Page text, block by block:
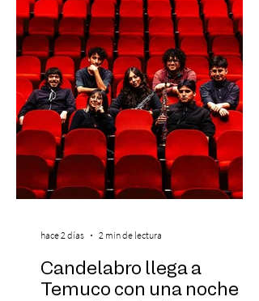
preventa con 20% descuento para los
clientes del mismo banco y 20% para las
personas que se pre inscribieron y el miérc
Candelabro llega a
Temuco con una noche
hace 2 días 2 min de lectura